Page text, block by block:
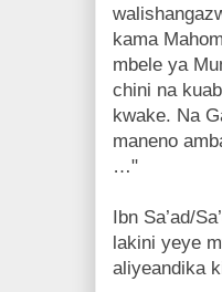
kama
mbele ya
chini na
kwake. Na
maneno
…"
Ibn Sa’ad/
lakini yeye
aliyeandika